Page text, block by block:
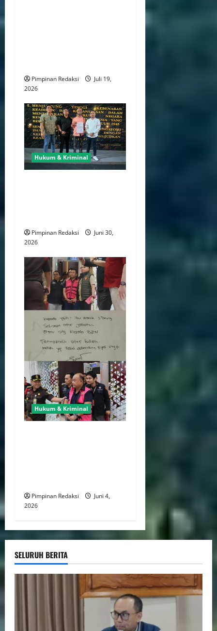
Pimpinan Redaksi
Juli 19,
2026
Hukum & Kriminal
Pimpinan Redaksi
Juni 30,
2026
Hukum & Kriminal
Pimpinan Redaksi
Juni 4,
2026
SELURUH BERITA